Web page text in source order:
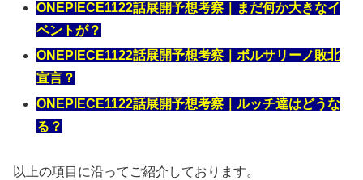
ONEPIECE1122話展開予想考察｜まだ何か大きなイ
ベントが？
ONEPIECE1122話展開予想考察｜ボルサリーノ敗北
宣言？
ONEPIECE1122話展開予想考察｜ルッチ達はどうな
る？
以上の項目に沿ってご紹介しております。